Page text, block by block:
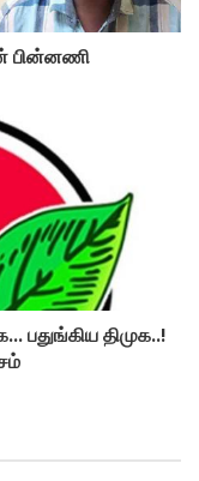
பின்னணி
பதுங்கிய திமுக..!